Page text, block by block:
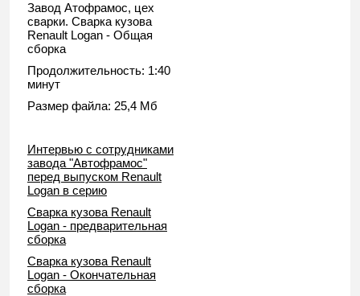
Завод Атофрамос, цех
сварки. Сварка кузова
Renault Logan - Общая
сборка
Продолжительность: 1:40
минут
Размер файла: 25,4 Мб
Интервью с сотрудниками
завода "Автофрамос"
перед выпуском Renault
Logan в серию
Сварка кузова Renault
Logan - предварительная
сборка
Сварка кузова Renault
Logan - Окончательная
сборка